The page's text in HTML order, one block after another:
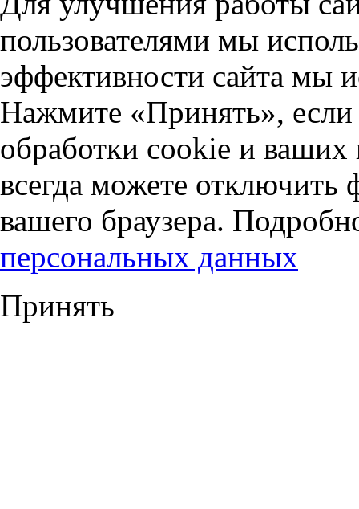
пользователями мы
эффективности сайта мы
Нажмите «Принять», если
обработки cookie и
всегда можете отключить
вашего браузера.
персональных данных
Принять